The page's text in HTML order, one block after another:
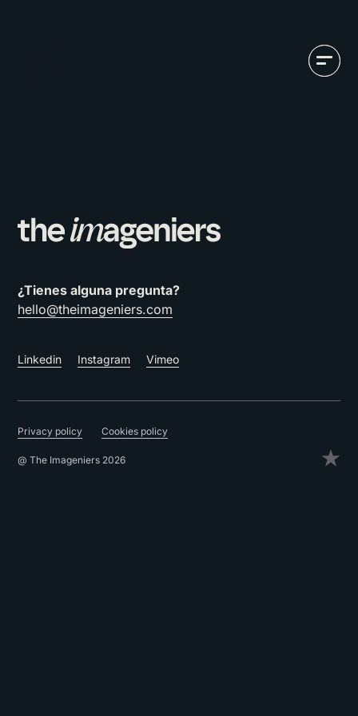
¿Tienes alguna pregunta?
hello@theimageniers.com
Linkedin Instagram Vimeo
Privacy policy Cookies policy
@ The Imageniers 2026